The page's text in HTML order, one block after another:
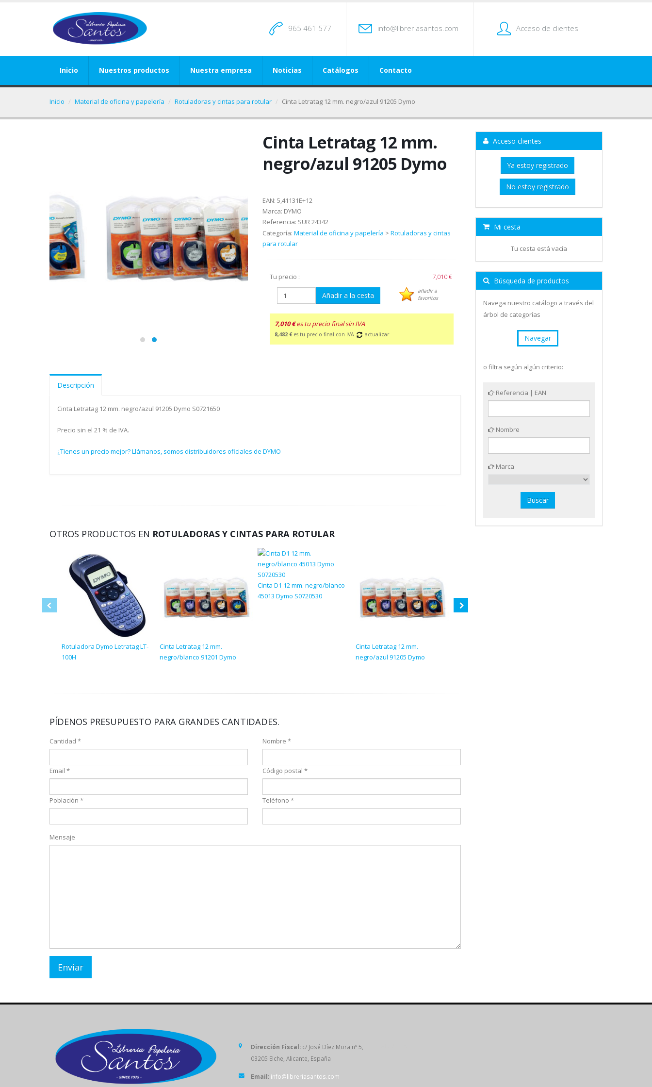
965 461 577 info@libreriasantos.com Acceso de clientes
Inicio Nuestros productos Nuestra empresa Noticias Catálogos Contacto
Inicio Material de oficina y papelería Rotuladoras y cintas para rotular Cinta Letratag 12 mm. negro/azul 91205 Dymo
Cinta Letratag 12 mm.
negro/azul 91205 Dymo
EAN: 5,41131E+12
Marca: DYMO
Referencia: SUR 24342
Categoría: Material de oficina y papelería > Rotuladoras y cintas
para rotular
Tu precio : 7,010 €
Añadir a la cesta
añadir a
favoritos
7,010 €es tu precio final sin IVA
8,482 € es tu precio final con IVA actualizar
Descripción
Cinta Letratag 12 mm. negro/azul 91205 Dymo S0721650
Precio sin el 21 % de IVA.
¿Tienes un precio mejor? Llámanos, somos distribuidores oficiales de DYMO
OTROS PRODUCTOS EN ROTULADORAS Y CINTAS PARA ROTULAR
Rotuladora Dymo Letratag LT-
100H
Cinta Letratag 12 mm.
negro/blanco 91201 Dymo
Cinta D1 12 mm. negro/blanco
45013 Dymo S0720530
Cinta Letratag 12 mm.
negro/azul 91205 Dymo
negro/transparente 40910
Dymo S0720670
PÍDENOS PRESUPUESTO PARA GRANDES CANTIDADES.
Cantidad * Nombre *
Email * Código postal *
Población * Teléfono *
Mensaje
Acceso clientes
Ya estoy registrado
No estoy registrado
Mi cesta
Tu cesta está vacía
Búsqueda de productos
Navega nuestro catálogo a través del
árbol de categorías
Navegar
o filtra según algún criterio:
Referencia | EAN
Nombre
Marca
Dirección Fiscal: c/ José Díez Mora nº 5,
03205 Elche, Alicante, España
Email: info@libreriasantos.com